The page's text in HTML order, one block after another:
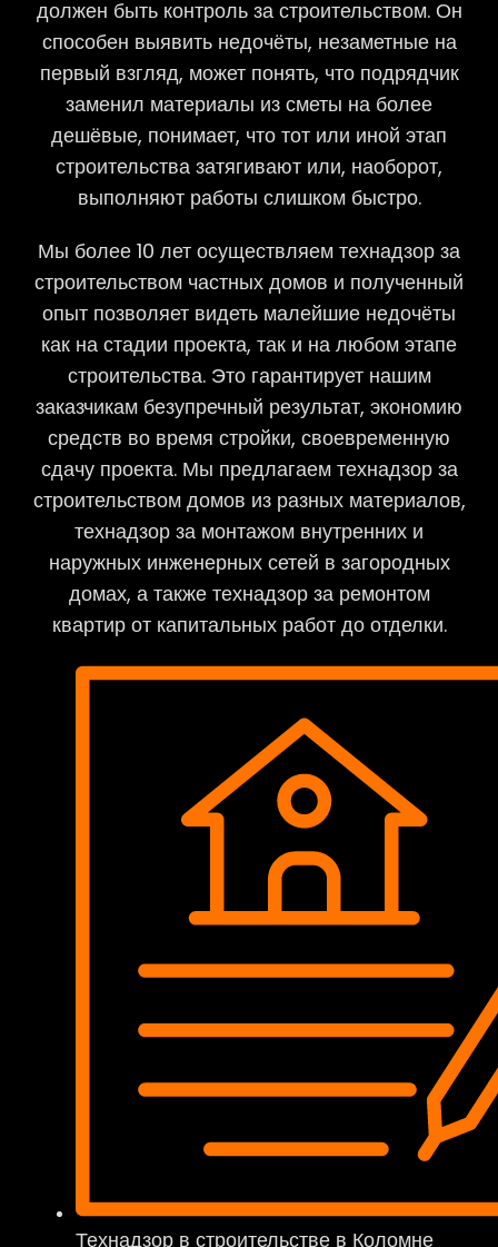
должен быть контроль за строительством. Он
способен выявить недочёты, незаметные на
первый взгляд, может понять, что подрядчик
заменил материалы из сметы на более
дешёвые, понимает, что тот или иной этап
строительства затягивают или, наоборот,
выполняют работы слишком быстро.
Мы более 10 лет осуществляем технадзор за
строительством частных домов и полученный
опыт позволяет видеть малейшие недочёты
как на стадии проекта, так и на любом этапе
строительства. Это гарантирует нашим
заказчикам безупречный результат, экономию
средств во время стройки, своевременную
сдачу проекта. Мы предлагаем технадзор за
строительством домов из разных материалов,
технадзор за монтажом внутренних и
наружных инженерных сетей в загородных
домах, а также технадзор за ремонтом
квартир от капитальных работ до отделки.
Технадзор в строительстве в Коломне